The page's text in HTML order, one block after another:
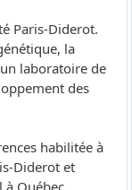
Paris-Diderot.
la
laboratoire de
des
habilitée à
Diderot et